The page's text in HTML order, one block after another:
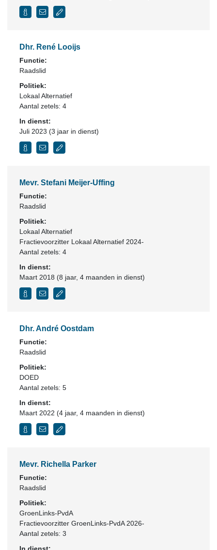
Dhr. René Looijs
Functie:
Raadslid
Politiek:
Lokaal Alternatief
Aantal zetels: 4
In dienst:
Juli 2023 (3 jaar in dienst)
Mevr. Stefani Meijer-Uffing
Functie:
Raadslid
Politiek:
Lokaal Alternatief
Fractievoorzitter Lokaal Alternatief 2024-
Aantal zetels: 4
In dienst:
Maart 2018 (8 jaar, 4 maanden in dienst)
Dhr. André Oostdam
Functie:
Raadslid
Politiek:
DOED
Aantal zetels: 5
In dienst:
Maart 2022 (4 jaar, 4 maanden in dienst)
Mevr. Richella Parker
Functie:
Raadslid
Politiek:
GroenLinks-PvdA
Fractievoorzitter GroenLinks-PvdA 2026-
Aantal zetels: 3